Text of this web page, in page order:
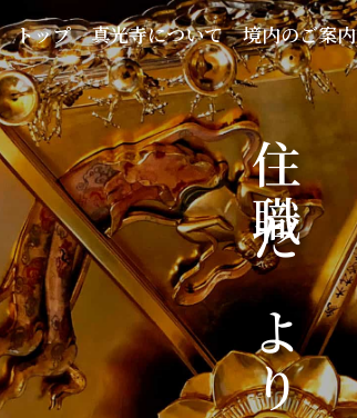
トップ 真光寺について 境内のご案内
住職だより